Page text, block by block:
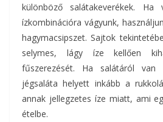
különböző salátakeverékek. Ha
ízkombinációra vágyunk,
hagymacsipszet. Sajtok
selymes, lágy íze kellően
fűszerezését. Ha salátáról van
jégsaláta helyett inkább a
annak jellegzetes íze miatt, ami
ételbe.